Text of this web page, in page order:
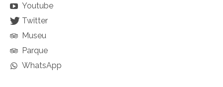
Youtube
Twitter
Museu
Parque
WhatsApp